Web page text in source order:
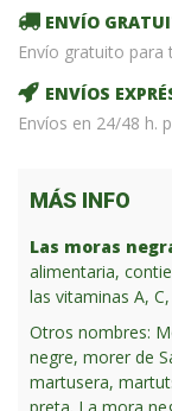
ENVÍO
Envío gratuito para
ENVÍOS
Envíos en 24/48 h.
MÁS INFO
Las moras
alimentaria,
las vitaminas A,
Otros nombres:
negre, morer de
martusera,
preta. La mora